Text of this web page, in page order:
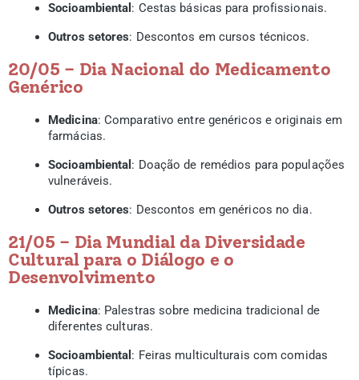
Socioambiental : Cestas básicas para profissionais.
Outros setores: Descontos em cursos técnicos.
20/05 – Dia Nacional do Medicamento
Genérico
Medicina: Comparativo entre genéricos e originais em
farmácias.
Socioambiental : Doação de remédios para populações
vulneráveis.
Outros setores: Descontos em genéricos no dia.
21/05 – Dia Mundial da Diversidade
Cultural para o Diálogo e o
Desenvolvimento
Medicina: Palestras sobre medicina tradicional de
diferentes culturas.
Socioambiental : Feiras multiculturais com comidas
típicas.